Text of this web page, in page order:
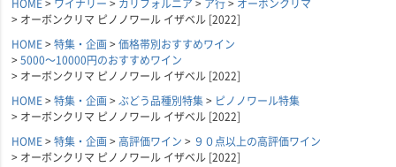
HOME ワイナリー カリフォルニア ア行
オーボンクリマ
オーボンクリマ ピノノワール イザベル [2022]
HOME
特集・企画
価格帯別おすすめワイン
5000～10000円のおすすめワイン
オーボンクリマ ピノノワール イザベル [2022]
HOME
特集・企画 ぶどう品種別特集
ピノノワール特集
オーボンクリマ ピノノワール イザベル [2022]
HOME
特集・企画 高評価ワイン
９０点以上の高評価ワイン
オーボンクリマ ピノノワール イザベル [2022]